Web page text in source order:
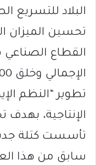
تحسين الميزان
تطوير “النظم
الإنتاجية، بهدف
تأسست كتلة
سابق من هذا